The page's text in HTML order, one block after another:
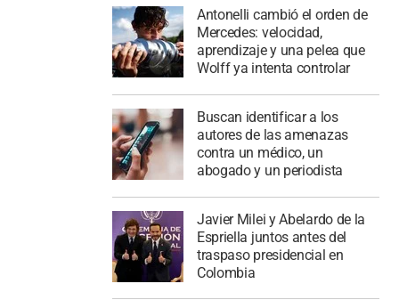
Antonelli cambió el orden de
Mercedes: velocidad,
aprendizaje y una pelea que
Wolff ya intenta controlar
Buscan identificar a los
autores de las amenazas
contra un médico, un
abogado y un periodista
Javier Milei y Abelardo de la
Espriella juntos antes del
traspaso presidencial en
Colombia